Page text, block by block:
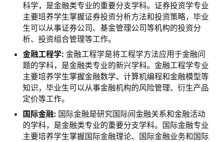
科学，是金融类专业的重要分支学科。证券投资学专业
主要培养学生掌握证券投资分析方法和投资策略，毕业
生可以从事证券公司、基金管理公司等机构的投资分
析、投资组合管理等工作。
金融工程学: 金融工程学是将工程学方法应用于金融问
题的学科，是金融类专业的新兴学科。金融工程学专业
主要培养学生掌握金融数学、计算机编程和金融模型等
知识，毕业生可以从事金融机构的风险管理、衍生产品
定价等工作。
国际金融: 国际金融是研究国际间金融关系和金融活动
的学科，是金融类专业的重要分支学科。国际金融专业
主要培养学生掌握国际金融理论、国际金融业务和国际